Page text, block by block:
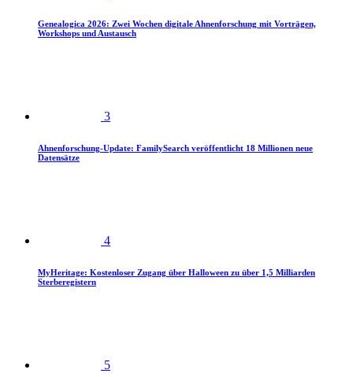
Genealogica 2026: Zwei Wochen digitale Ahnenforschung mit Vorträgen,
Workshops und Austausch
3
Ahnenforschung-Update: FamilySearch veröffentlicht 18 Millionen neue
Datensätze
4
MyHeritage: Kostenloser Zugang über Halloween zu über 1,5 Milliarden
Sterberegistern
5